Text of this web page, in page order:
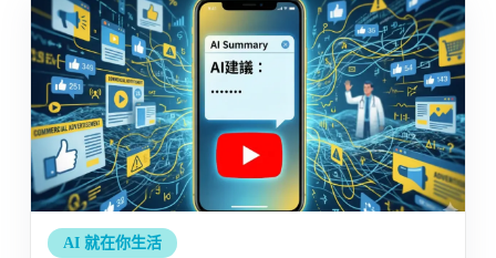
AI 就在你生活